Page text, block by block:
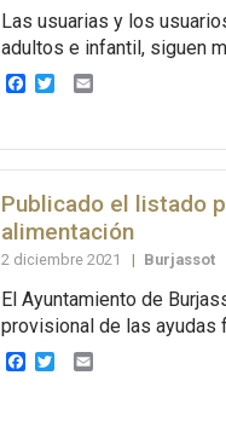
Las usuarias y los
adultos e infantil, siguen
Facebook
Twitter
Publicado el listado
alimentación
2 diciembre 2021 | Burjassot
El Ayuntamiento de
provisional de las ayudas
Facebook
Twitter